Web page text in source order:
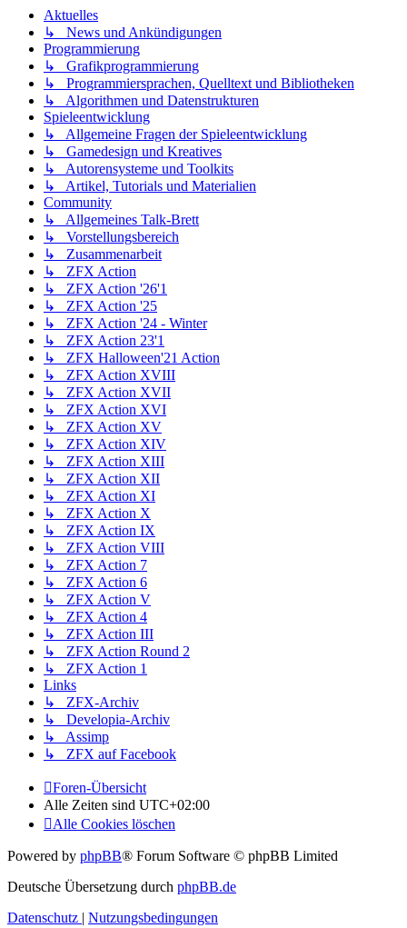
Aktuelles
↳ News und Ankündigungen
Programmierung
↳ Grafikprogrammierung
↳ Programmiersprachen, Quelltext und Bibliotheken
↳ Algorithmen und Datenstrukturen
Spieleentwicklung
↳ Allgemeine Fragen der Spieleentwicklung
↳ Gamedesign und Kreatives
↳ Autorensysteme und Toolkits
↳ Artikel, Tutorials und Materialien
Community
↳ Allgemeines Talk-Brett
↳ Vorstellungsbereich
↳ Zusammenarbeit
↳ ZFX Action
↳ ZFX Action '26'1
↳ ZFX Action '25
↳ ZFX Action '24 - Winter
↳ ZFX Action 23'1
↳ ZFX Halloween'21 Action
↳ ZFX Action XVIII
↳ ZFX Action XVII
↳ ZFX Action XVI
↳ ZFX Action XV
↳ ZFX Action XIV
↳ ZFX Action XIII
↳ ZFX Action XII
↳ ZFX Action XI
↳ ZFX Action X
↳ ZFX Action IX
↳ ZFX Action VIII
↳ ZFX Action 7
↳ ZFX Action 6
↳ ZFX Action V
↳ ZFX Action 4
↳ ZFX Action III
↳ ZFX Action Round 2
↳ ZFX Action 1
Links
↳ ZFX-Archiv
↳ Developia-Archiv
↳ Assimp
↳ ZFX auf Facebook
Foren-Übersicht
Alle Zeiten sind UTC+02:00
Alle Cookies löschen
Powered by phpBB® Forum Software © phpBB Limited
Deutsche Übersetzung durch phpBB.de
Datenschutz | Nutzungsbedingungen